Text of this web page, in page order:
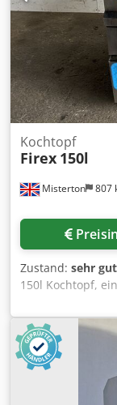
Misterton 807
Kochtopf
Firex 150l
Zustand: sehr
150l Kochtopf,
automatische
Codpen Trigofx